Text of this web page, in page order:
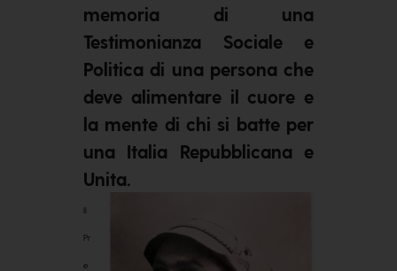
memoria di una
Testimonianza Sociale e
Politica di una persona che
deve alimentare il cuore e
la mente di chi si batte per
una Italia Repubblicana e
Unita.
Pr
e